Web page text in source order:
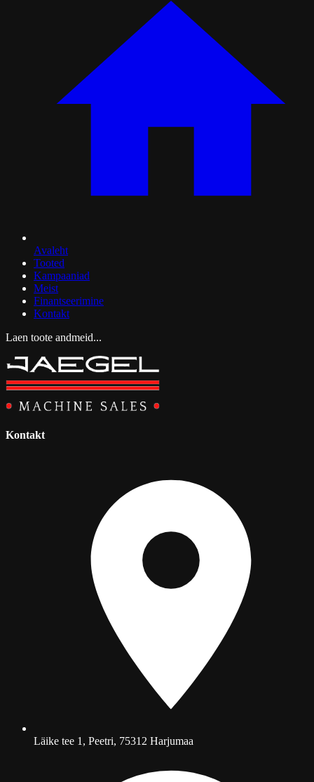
Avaleht
Tooted
Kampaaniad
Meist
Finantseerimine
Kontakt
Laen toote andmeid...
Kontakt
Läike tee 1, Peetri, 75312 Harjumaa